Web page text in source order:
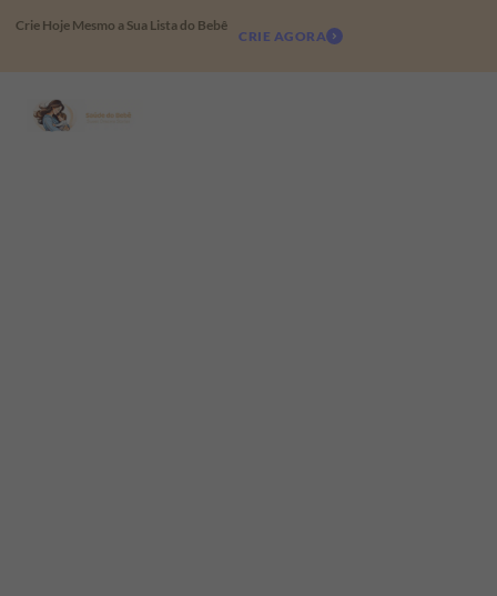
Crie Hoje Mesmo a Sua Lista do Bebê
CRIE AGORA